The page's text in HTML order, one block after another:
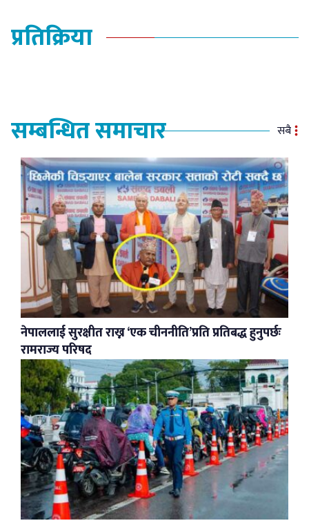
प्रतिक्रिया
सम्बन्धित समाचार सबै
नेपाललाई सुरक्षीत राख्न ‘एक चीननीति’प्रति प्रतिबद्ध हुनुपर्छः
रामराज्य परिषद